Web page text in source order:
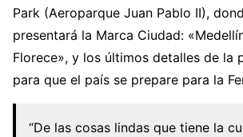
Park (Aeroparque Juan Pablo II),
presentará la Marca Ciudad:
Florece», y los últimos detalles de la
para que el país se prepare para la
“De las cosas lindas que tiene la